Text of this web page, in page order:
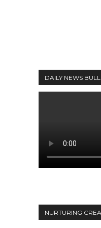
DAILY NEWS
NURTURING